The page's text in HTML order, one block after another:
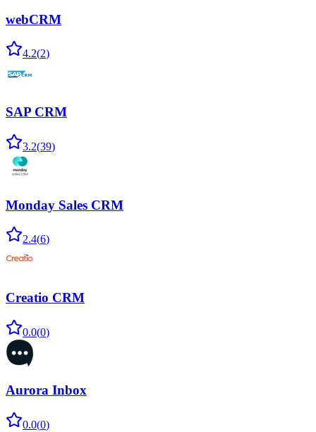
webCRM
4.2(2)
SAP CRM
3.2(39)
Monday Sales CRM
2.4(6)
Creatio CRM
0.0(0)
Aurora Inbox
0.0(0)